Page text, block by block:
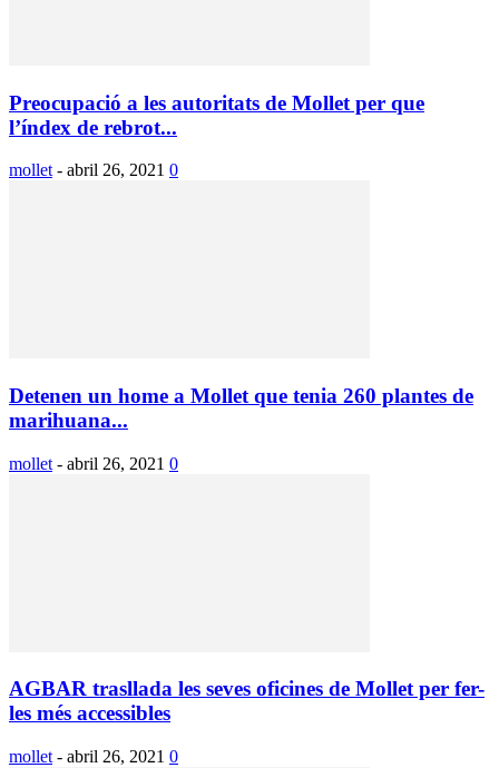
Preocupació a les autoritats de Mollet per que
l’índex de rebrot...
mollet - abril 26, 2021 0
Detenen un home a Mollet que tenia 260 plantes de
marihuana...
mollet - abril 26, 2021 0
AGBAR trasllada les seves oficines de Mollet per fer-
les més accessibles
mollet - abril 26, 2021 0